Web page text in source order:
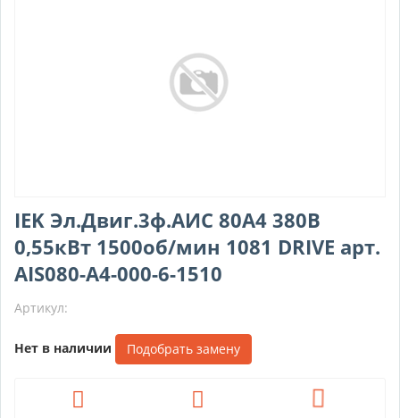
IEK Эл.Двиг.3ф.АИС 80A4 380В
0,55кВт 1500об/мин 1081 DRIVE арт.
AIS080-A4-000-6-1510
Артикул:
Нет в наличии Подобрать замену